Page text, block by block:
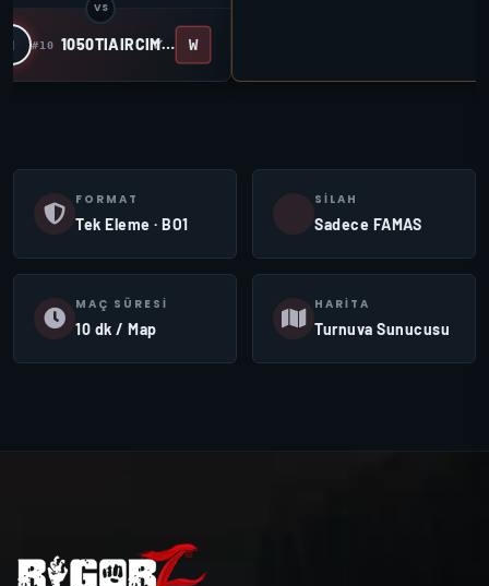
VS
1 #10 1050TIAIRCIMASTER W
FORMAT
Tek Eleme · BO1
SILAH
Sadece FAMAS
MAÇ SÜRESI
10 dk / Map
HARITA
Turnuva Sunucusu